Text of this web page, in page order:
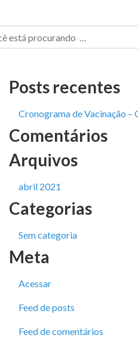
Posts recentes
Cronograma de Vacinação –
Comentários
Arquivos
abril 2021
Categorias
Sem categoria
Meta
Acessar
Feed de posts
Feed de comentários